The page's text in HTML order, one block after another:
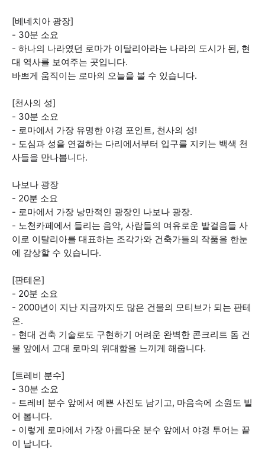
[베네치아 광장]
- 30분 소요
- 하나의 나라였던 로마가 이탈리아라는 나라의 도시가 된, 현
대 역사를 보여주는 곳입니다.
바쁘게 움직이는 로마의 오늘을 볼 수 있습니다.
[천사의 성]
- 30분 소요
- 로마에서 가장 유명한 야경 포인트, 천사의 성!
- 도심과 성을 연결하는 다리에서부터 입구를 지키는 백색 천
사들을 만나봅니다.
나보나 광장
- 20분 소요
- 로마에서 가장 낭만적인 광장인 나보나 광장.
- 노천카페에서 들리는 음악, 사람들의 여유로운 발걸음들 사
이로 이탈리아를 대표하는 조각가와 건축가들의 작품을 한눈
에 감상할 수 있습니다.
[판테온]
- 20분 소요
- 2000년이 지난 지금까지도 많은 건물의 모티브가 되는 판테
온.
- 현대 건축 기술로도 구현하기 어려운 완벽한 콘크리트 돔 건
물 앞에서 고대 로마의 위대함을 느끼게 해줍니다.
[트레비 분수]
- 30분 소요
- 트레비 분수 앞에서 예쁜 사진도 남기고, 마음속에 소원도 빌
어 봅니다.
- 이렇게 로마에서 가장 아름다운 분수 앞에서 야경 투어는 끝
이 납니다.